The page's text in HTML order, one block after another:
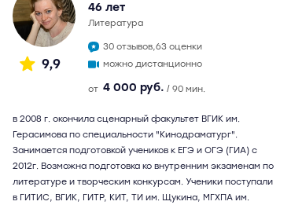
9,9
46 лет
литература
30 отзывов,63 оценки
можно дистанционно
от 4 000 руб. / 90 мин.
в 2008 г. окончила сценарный факультет ВГИК им.
Герасимова по специальности "Кинодраматург".
Занимается подготовкой учеников к ЕГЭ и ОГЭ (ГИА) с
2012г. Возможна подготовка ко внутренним экзаменам по
литературе и творческим конкурсам. Ученики поступали
в ГИТИС, ВГИК, ГИТР, КИТ, ТИ им. Щукина, МГХПА им.